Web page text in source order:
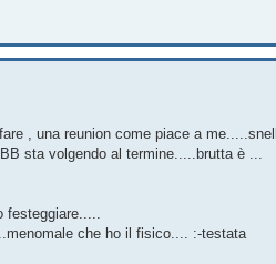
, una reunion come piace a
sta volgendo al termine.....brutta è ...
festeggiare.....
che ho il fisico.... :-testata